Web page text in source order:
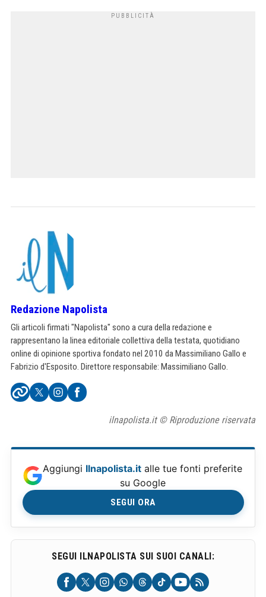
Redazione Napolista
Gli articoli firmati "Napolista" sono a cura della redazione e
rappresentano la linea editoriale collettiva della testata, quotidiano
online di opinione sportiva fondato nel 2010 da Massimiliano Gallo e
Fabrizio d'Esposito. Direttore responsabile: Massimiliano Gallo.
ilnapolista.it © Riproduzione riservata
Aggiungi Ilnapolista.it alle tue fonti preferite
su Google
SEGUI ORA
SEGUI ILNAPOLISTA SUI SUOI CANALI: